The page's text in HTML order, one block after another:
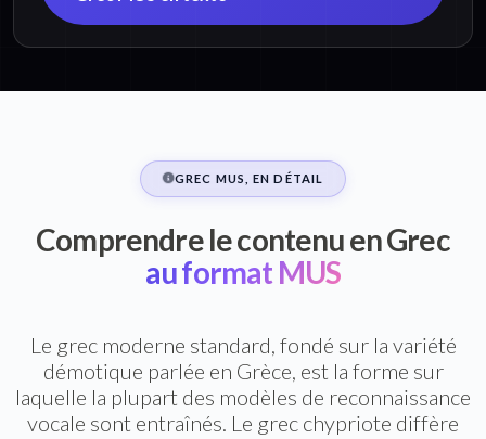
GREC MUS, EN DÉTAIL
Comprendre le contenu en Grec
au format MUS
Le grec moderne standard, fondé sur la variété
démotique parlée en Grèce, est la forme sur
laquelle la plupart des modèles de reconnaissance
vocale sont entraînés. Le grec chypriote diffère